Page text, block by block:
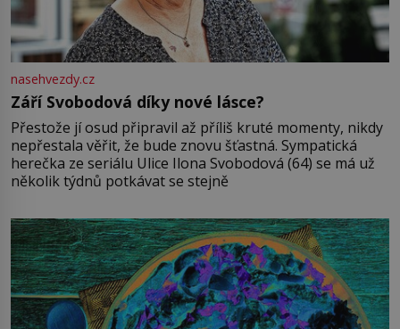
nasehvezdy.cz
Září Svobodová díky nové lásce?
Přestože jí osud připravil až příliš kruté momenty, nikdy
nepřestala věřit, že bude znovu šťastná. Sympatická
herečka ze seriálu Ulice Ilona Svobodová (64) se má už
několik týdnů potkávat se stejně